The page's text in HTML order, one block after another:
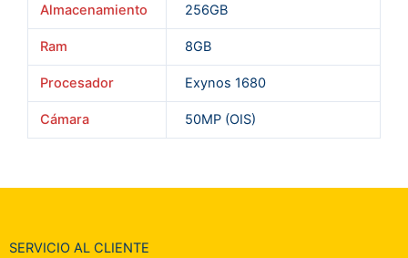
Almacenamiento 256GB
Ram 8GB
Procesador Exynos 1680
Cámara 50MP (OIS)
SERVICIO AL CLIENTE